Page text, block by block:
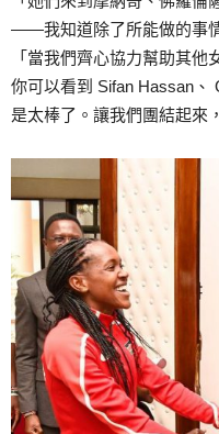
——我知道除了所能做的事
「當我們齊心協力幫助其他
你可以看到 Sifan Hassan、
是太棒了。讓我們團結起來